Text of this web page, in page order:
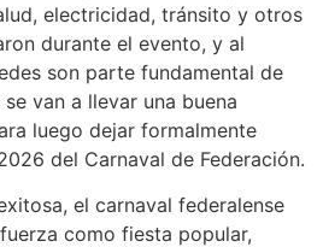
electricidad, tránsito y otros
durante el evento, y al
son parte fundamental de
van a llevar una buena
luego dejar formalmente
del Carnaval de Federación.
el carnaval federalense
como fiesta popular,